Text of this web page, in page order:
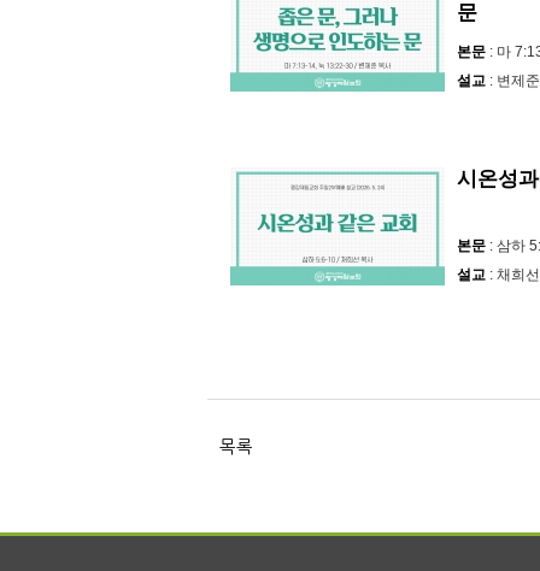
문
본문 : 마
설교 : 변제
시온성
본문 : 삼하
설교 : 채희
목록